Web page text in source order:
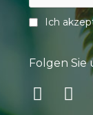
Ich
Folgen Sie